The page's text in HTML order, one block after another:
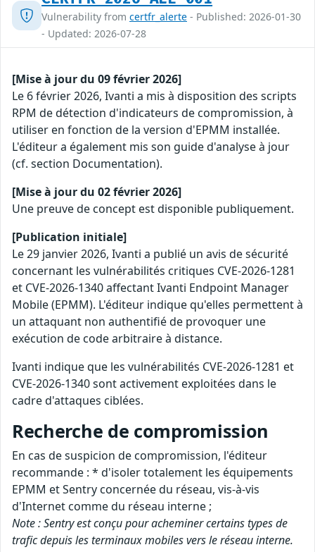
Vulnerability from certfr_alerte - Published: 2026-01-30
- Updated: 2026-07-28
[Mise à jour du 09 février 2026]
Le 6 février 2026, Ivanti a mis à disposition des scripts
RPM de détection d'indicateurs de compromission, à
utiliser en fonction de la version d'EPMM installée.
L'éditeur a également mis son guide d'analyse à jour
(cf. section Documentation).
[Mise à jour du 02 février 2026]
Une preuve de concept est disponible publiquement.
[Publication initiale]
Le 29 janvier 2026, Ivanti a publié un avis de sécurité
concernant les vulnérabilités critiques CVE-2026-1281
et CVE-2026-1340 affectant Ivanti Endpoint Manager
Mobile (EPMM). L'éditeur indique qu'elles permettent à
un attaquant non authentifié de provoquer une
exécution de code arbitraire à distance.
Ivanti indique que les vulnérabilités CVE-2026-1281 et
CVE-2026-1340 sont activement exploitées dans le
cadre d'attaques ciblées.
Recherche de compromission
En cas de suspicion de compromission, l'éditeur
recommande : * d'isoler totalement les équipements
EPMM et Sentry concernée du réseau, vis-à-vis
d'Internet comme du réseau interne ;
Note : Sentry est conçu pour acheminer certains types de
trafic depuis les terminaux mobiles vers le réseau interne.